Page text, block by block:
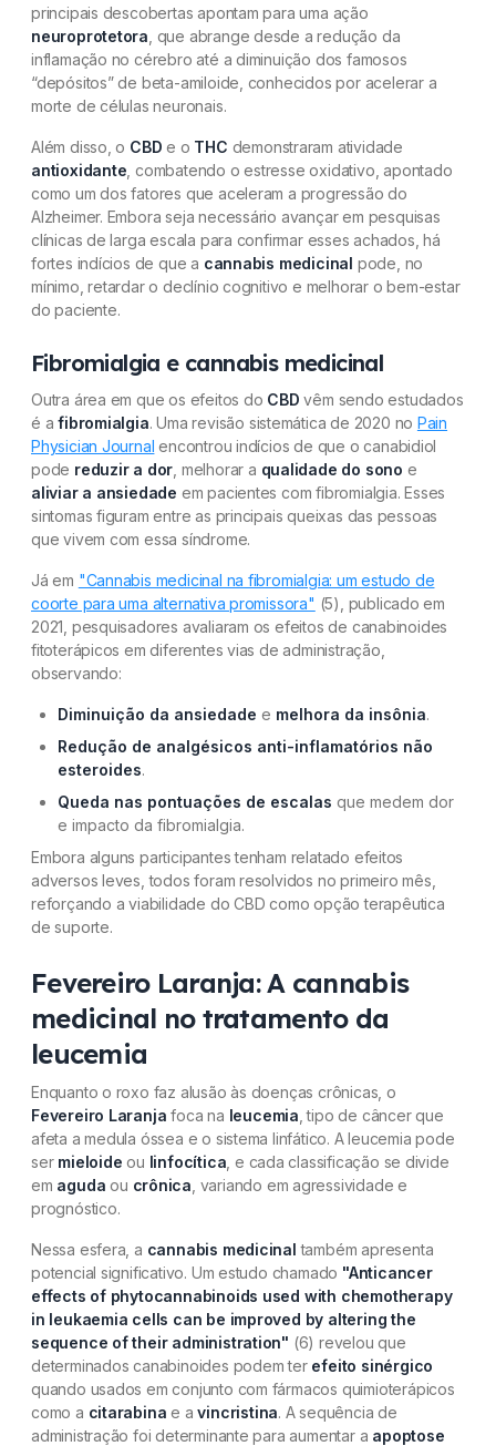
principais descobertas apontam para uma ação
neuroprotetora , que abrange desde a redução da
inflamação no cérebro até a diminuição dos famosos
“depósitos” de beta-amiloide, conhecidos por acelerar a
morte de células neuronais.
Além disso, o CBD e o THC demonstraram atividade
antioxidante , combatendo o estresse oxidativo, apontado
como um dos fatores que aceleram a progressão do
Alzheimer. Embora seja necessário avançar em pesquisas
clínicas de larga escala para confirmar esses achados, há
fortes indícios de que a cannabis medicinal pode, no
mínimo, retardar o declínio cognitivo e melhorar o bem-estar
do paciente.
Fibromialgia e cannabis medicinal
Outra área em que os efeitos do CBD vêm sendo estudados
é afibromialgia. Uma revisão sistemática de 2020 no Pain
Physician Journal encontrou indícios de que o canabidiol
pode reduzir a dor , melhorar a qualidade do sono e
aliviar a ansiedade em pacientes com fibromialgia. Esses
sintomas figuram entre as principais queixas das pessoas
que vivem com essa síndrome.
Já em "Cannabis medicinal na fibromialgia: um estudo de
coorte para uma alternativa promissora" (5), publicado em
2021, pesquisadores avaliaram os efeitos de canabinoides
fitoterápicos em diferentes vias de administração,
observando:
Diminuição da ansiedade e melhora da insônia.
Redução de analgésicos anti-inflamatórios não
esteroides.
Queda nas pontuações de escalas que medem dor
e impacto da fibromialgia.
Embora alguns participantes tenham relatado efeitos
adversos leves, todos foram resolvidos no primeiro mês,
reforçando a viabilidade do CBD como opção terapêutica
de suporte.
Fevereiro Laranja: A cannabis
medicinal no tratamento da
leucemia
Enquanto o roxo faz alusão às doenças crônicas, o
Fevereiro Laranja foca na leucemia , tipo de câncer que
afeta a medula óssea e o sistema linfático. A leucemia pode
ser mieloide ou linfocítica , e cada classificação se divide
em aguda ou crônica , variando em agressividade e
prognóstico.
Nessa esfera, a cannabis medicinal também apresenta
potencial significativo. Um estudo chamado "Anticancer
effects of phytocannabinoids used with chemotherapy
in leukaemia cells can be improved by altering the
sequence of their administration" (6) revelou que
determinados canabinoides podem ter efeito sinérgico
quando usados em conjunto com fármacos quimioterápicos
como a citarabina e avincristina. A sequência de
administração foi determinante para aumentar a apoptose